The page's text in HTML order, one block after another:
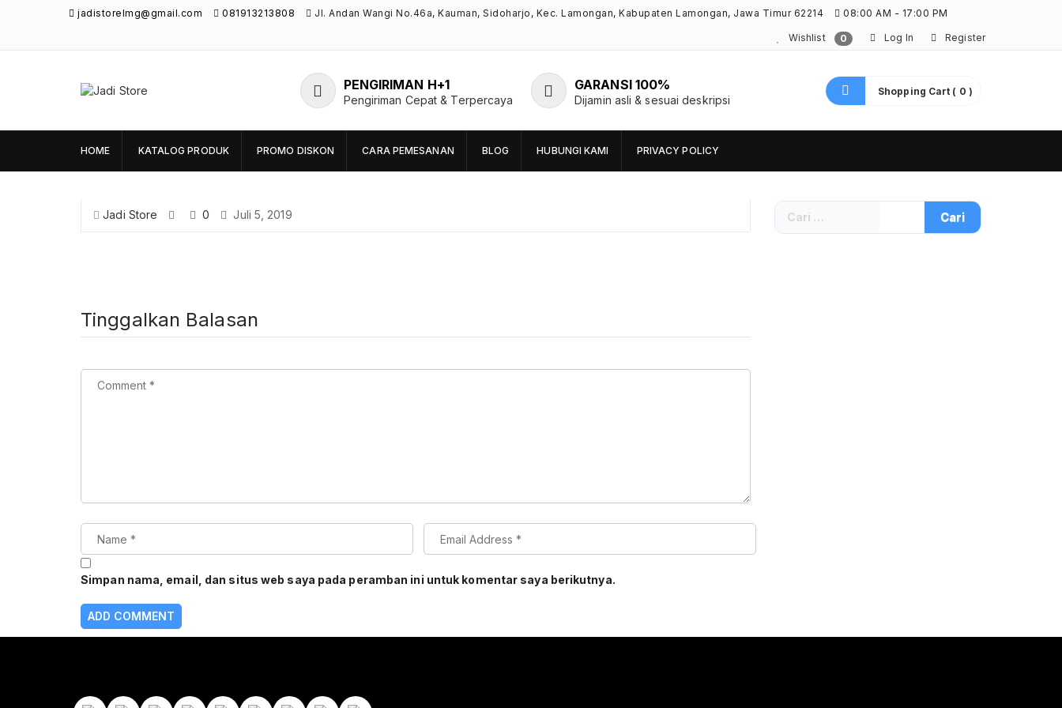
jadistorelmg@gmail.com 081913213808 Jl. Andan Wangi No.46a, Kauman, Sidoharjo, Kec. Lamongan, Kabupaten Lamongan, Jawa Timur 62214 08:00 AM - 17:00 PM
Wishlist 0 Log In Register
Unik di Lamongan
PENGIRIMAN H+1
Pengiriman Cepat & Terpercaya
GARANSI 100%
Dijamin asli & sesuai deskripsi
Shopping Cart ( 0 )
HOME KATALOG PRODUK PROMO DISKON CARA PEMESANAN BLOG HUBUNGI KAMI PRIVACY POLICY
Jadi Store 0 Juli 5, 2019
Tinggalkan Balasan
Simpan nama, email, dan situs web saya pada peramban ini untuk komentar saya berikutnya.
Cari
untuk: